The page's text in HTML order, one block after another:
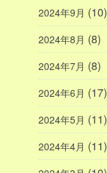
2024年9月 (10)
2024年8月 (8)
2024年7月 (8)
2024年6月 (17)
2024年5月 (11)
2024年4月 (11)